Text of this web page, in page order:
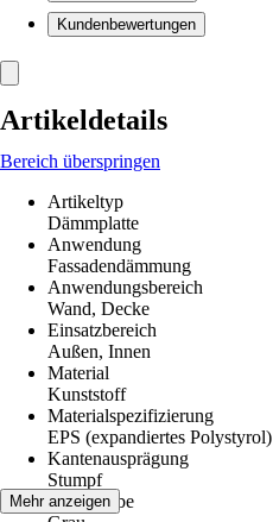
Kundenbewertungen
Artikeldetails
Bereich überspringen
Artikeltyp
Dämmplatte
Anwendung
Fassadendämmung
Anwendungsbereich
Wand, Decke
Einsatzbereich
Außen, Innen
Material
Kunststoff
Materialspezifizierung
EPS (expandiertes Polystyrol)
Kantenausprägung
Stumpf
Grundfarbe
Mehr anzeigen